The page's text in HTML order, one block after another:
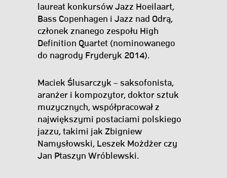
laureat konkursów Jazz Hoeilaart,
Bass Copenhagen i Jazz nad Odrą,
członek znanego zespołu High
Definition Quartet (nominowanego
do nagrody Fryderyk 2014).
Maciek Ślusarczyk – saksofonista,
aranżer i kompozytor, doktor sztuk
muzycznych, współpracował z
największymi postaciami polskiego
jazzu, takimi jak Zbigniew
Namysłowski, Leszek Możdżer czy
Jan Ptaszyn Wróblewski.